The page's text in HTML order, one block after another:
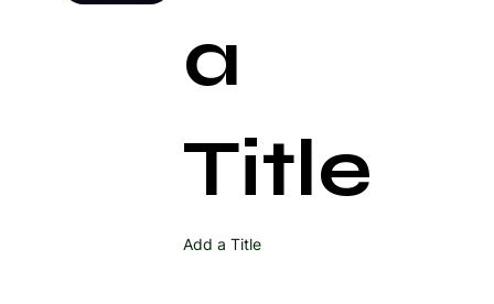
a
Title
Add a Title